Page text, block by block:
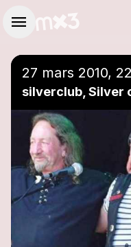
menu
27 mars 2010,
silverclub, Silver
Ajouter à une